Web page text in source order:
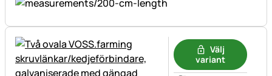
Välj
variant